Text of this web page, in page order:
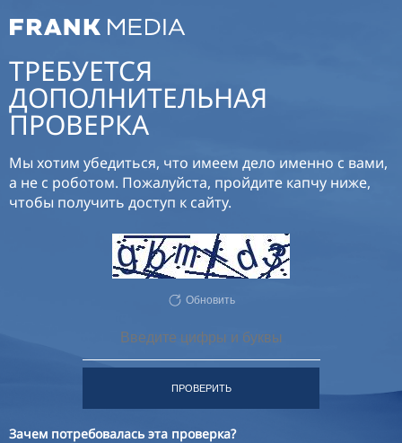
ТРЕБУЕТСЯ
ДОПОЛНИТЕЛЬНАЯ
ПРОВЕРКА
Мы хотим убедиться, что имеем дело именно с вами,
а не с роботом. Пожалуйста, пройдите капчу ниже,
чтобы получить доступ к сайту.
Обновить
ПРОВЕРИТЬ
Зачем потребовалась эта проверка?